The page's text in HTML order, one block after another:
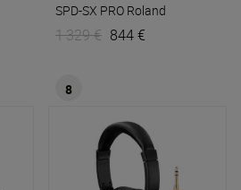
SPD-SX PRO Roland
1 329 € 844 €
8